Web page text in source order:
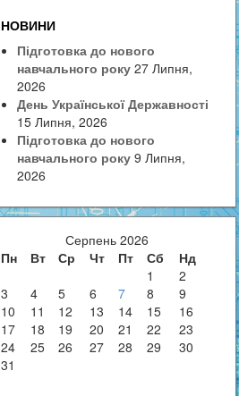
НОВИНИ
Підготовка до нового
навчального року 27 Липня,
2026
День Української Державності
15 Липня, 2026
Підготовка до нового
навчального року 9 Липня,
2026
Серпень 2026
Пн
Вт Ср Чт Пт Сб
Нд
1
2
3
4 5 6 7 8
9
10
11 12 13 14 15
16
17
18 19 20 21 22
23
24
25 26 27 28 29
30
31